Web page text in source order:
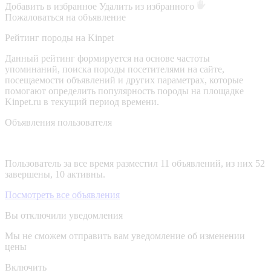
Добавить в избранное Удалить из избранного
Пожаловаться на объявление
Рейтинг породы на Kinpet
Данный рейтинг формируется на основе частоты
упоминаний, поиска породы посетителями на сайте,
посещаемости объявлений и других параметрах, которые
помогают определить популярность породы на площадке
Kinpet.ru в текущий период времени.
Объявления пользователя
Пользователь за все время разместил 11 объявлений, из них 52
завершены, 10 активны.
Посмотреть все объявления
Вы отключили уведомления
Мы не сможем отправить вам уведомление об изменении
цены
Включить